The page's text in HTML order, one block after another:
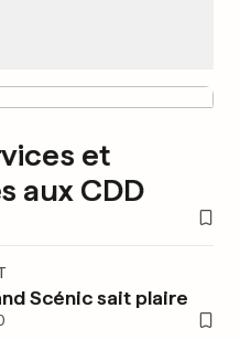
et
aux CDD
Scénic sait plaire